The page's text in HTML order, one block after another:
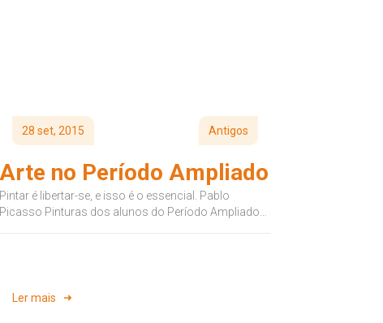
28 set, 2015 Antigos
Arte no Período Ampliado
Pintar é libertar-se, e isso é o essencial. Pablo
Picasso Pinturas dos alunos do Período Ampliado
Ler mais